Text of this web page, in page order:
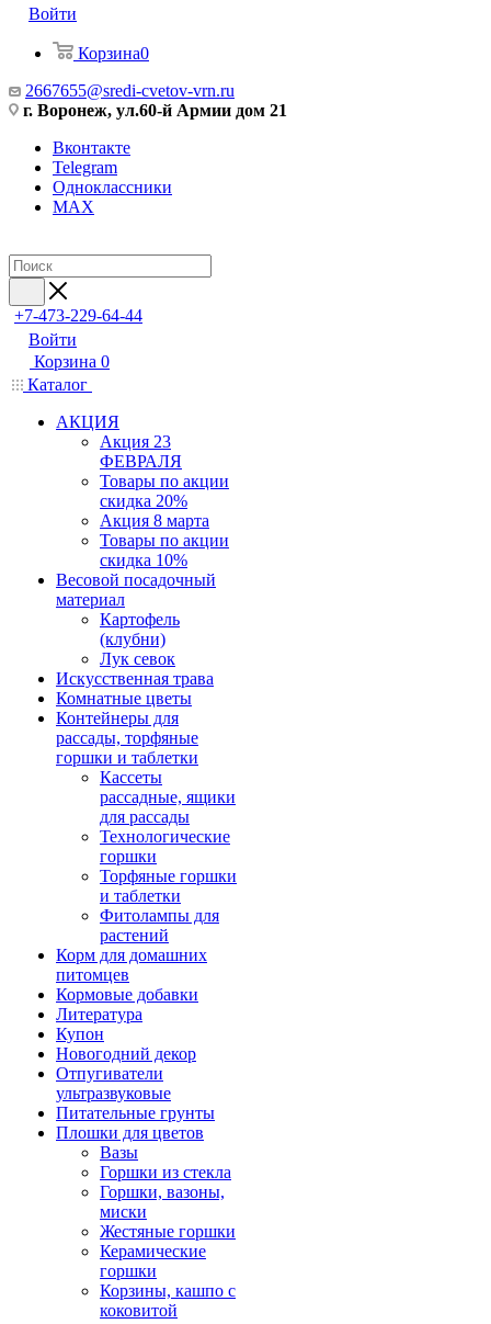
Войти
Корзина0
2667655@sredi-cvetov-vrn.ru
г. Воронеж, ул.60-й Армии дом 21
Вконтакте
Telegram
Одноклассники
MAX
+7-473-229-64-44
Войти
Корзина 0
Каталог
АКЦИЯ
Акция 23
ФЕВРАЛЯ
Товары по акции
скидка 20%
Акция 8 марта
Товары по акции
скидка 10%
Весовой посадочный
материал
Картофель
(клубни)
Лук севок
Искусственная трава
Комнатные цветы
Контейнеры для
рассады, торфяные
горшки и таблетки
Кассеты
рассадные, ящики
для рассады
Технологические
горшки
Торфяные горшки
и таблетки
Фитолампы для
растений
Корм для домашних
питомцев
Кормовые добавки
Литература
Купон
Новогодний декор
Отпугиватели
ультразвуковые
Питательные грунты
Плошки для цветов
Вазы
Горшки из стекла
Горшки, вазоны,
миски
Жестяные горшки
Керамические
горшки
Корзины, кашпо с
коковитой